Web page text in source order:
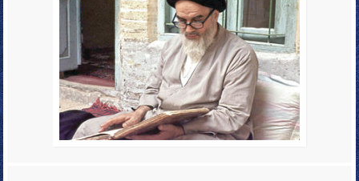
بحثی در باب شدن بحث های متکلفانه ی کلامی
در بیست و یکمین جلسه دوره تربیت مدرس مفاهیم
خطبه ی حمد فاطمیعنوان شد
25دی 1401
نگاه غلط حاکم بر معارف امروز ما